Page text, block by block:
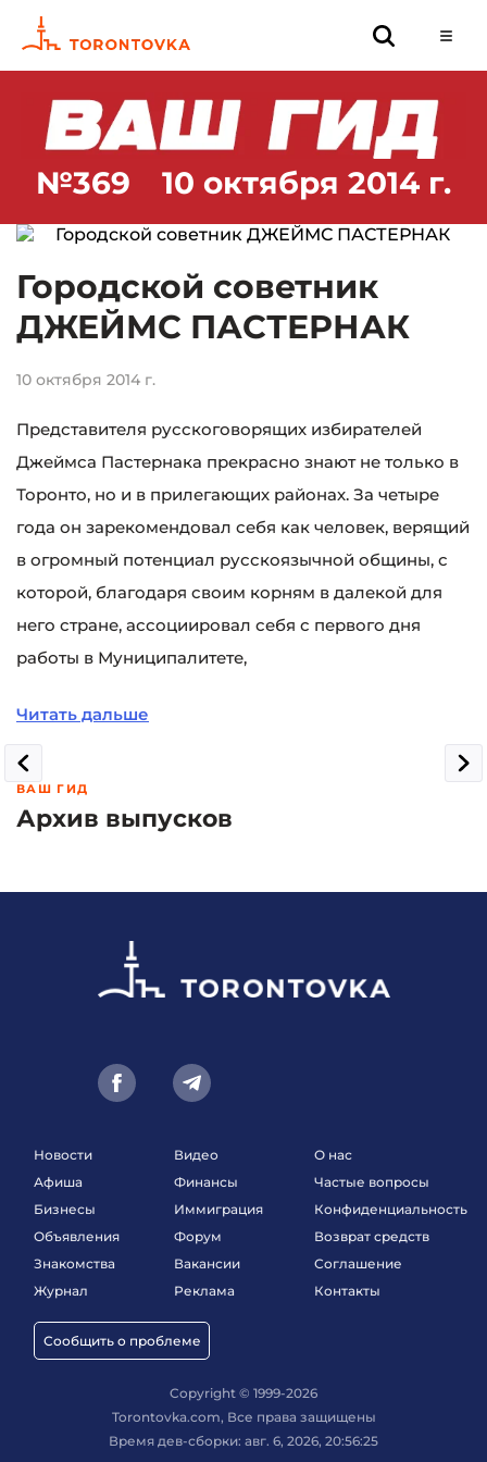
№369 10 октября 2014 г.
Городской советник
ДЖЕЙМС ПАСТЕРНАК
10 октября 2014 г.
Представителя русскоговорящих избирателей
Джеймса Пастернака прекрасно знают не только в
Торонто, но и в прилегающих районах. За четыре
года он зарекомендовал себя как человек, верящий
в огромный потенциал русскоязычной общины, с
которой, благодаря своим корням в далекой для
него стране, ассоциировал себя с первого дня
работы в Муниципалитете,
Читать дальше
ВАШ ГИД
Архив выпусков
Новости
Афиша
Бизнесы
Объявления
Знакомства
Журнал
Сообщить о проблеме
Видео
Финансы
Иммиграция
Форум
Вакансии
Реклама
О нас
Частые вопросы
Конфиденциальность
Возврат средств
Соглашение
Контакты
Copyright © 1999-2026
Torontovka.com, Все права защищены
Время дев-сборки: авг. 6, 2026, 20:56:25